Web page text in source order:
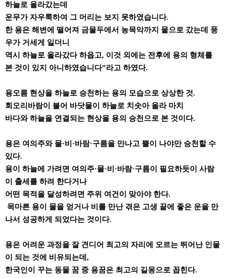
하늘로 올라갔는데
운무가 자우룩하여 그 머리는 보지 못하였습니다.
한 용은 해변에 떨어져 금물두에서 농목악까지 뭍으로 갔는데 풍
우가 거세게 일더니
역시 하늘로 올라갔다 하옵고, 이것 외에는 전후에 용의 형체를
본 것이 있지 아니하였습니다”라고 하였다.
용오름 현상을 하늘로 승천하는 용의 모습으로 상상한 것.
회오리바람이 불어 바닷물이 하늘로 치솟아 올라 마치
바다와 하늘을 연결되는 현상을 용의 승천으로 본 것이다.
용은 여의주와 물·비·바람·구름을 만나고 뿔이 나야만 승천할 수
있다.
용이 하늘에 가려면 여의주·물·비·바람·구름이 필요하듯이 사람
이 출세를 하려 한다거나
어떤 목적을 달성하려면 주위 여건이 맞아야 한다.
목마른 용이 물을 얻거나 비를 만난 겪은 고생 끝에 좋은 운을 만
나서 성공하게 되었다는 것이다.
용은 어려운 과정을 잘 견디어 최고의 자리에 오르는 뛰어난 인물
이 되는 것에 비유되는데,
한국인이 꾸는 동물 꿈 중 용꿈은 최고의 길몽으로 꼽힌다.